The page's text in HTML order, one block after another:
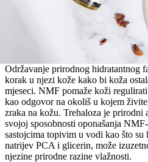
Održavanje prirodnog hidratantnog
korak u njezi kože kako bi koža
mjeseci. NMF pomaže koži
kao odgovor na okoliš u kojem
zraka na kožu. Trehaloza je prirodni
svojoj sposobnosti oponašanja
sastojcima topivim u vodi kao što
natrijev PCA i glicerin, može
njezine prirodne razine vlažnosti.